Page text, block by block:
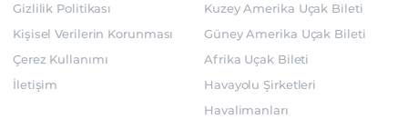
Gizlilik Politikası
Kişisel Verilerin Korunması
Çerez Kullanımı
İletişim
Kuzey Amerika Uçak Bileti
Güney Amerika Uçak Bileti
Afrika Uçak Bileti
Havayolu Şirketleri
Havalimanları